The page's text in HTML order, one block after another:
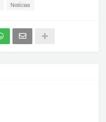
Notícias